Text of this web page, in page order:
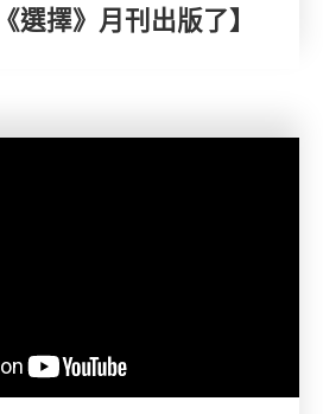
選擇》月刊出版了】